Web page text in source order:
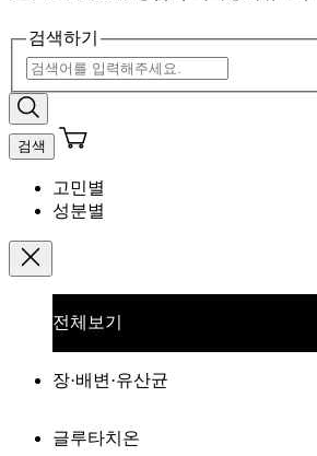
검색하기
검색
고민별
성분별
전체보기
장·배변·유산균
글루타치온